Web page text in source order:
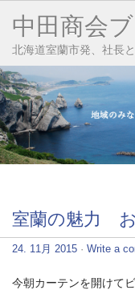
中田商会
北海道室蘭市発、社長
室蘭の魅力
24. 11月 2015 · Write a
今朝カーテンを開けて